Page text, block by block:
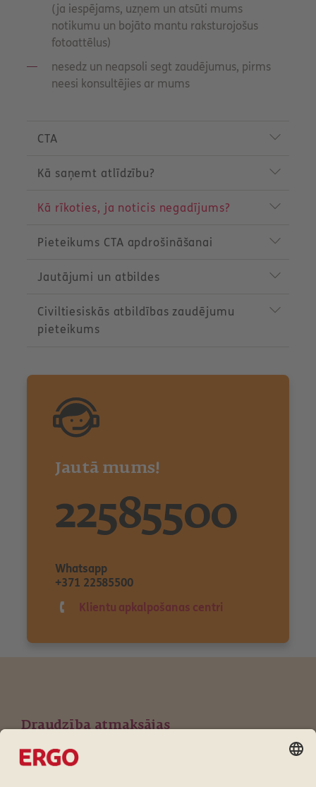
(ja iespējams, uzņem un atsūti mums
notikumu un bojāto mantu raksturojošus
fotoattēlus)
nesedz un neapsoli segt zaudējumus, pirms
neesi konsultējies ar mums
CTA
Kā saņemt atlīdzību?
Kā rīkoties, ja noticis negadījums?
Pieteikums CTA apdrošināšanai
Jautājumi un atbildes
Civiltiesiskās atbildības zaudējumu
pieteikums
Jautā mums!
22585500
Whatsapp
+371 22585500
Klientu apkalpošanas centri
Draudzība atmaksājas
Lojalitātes programma ERGO klientiem